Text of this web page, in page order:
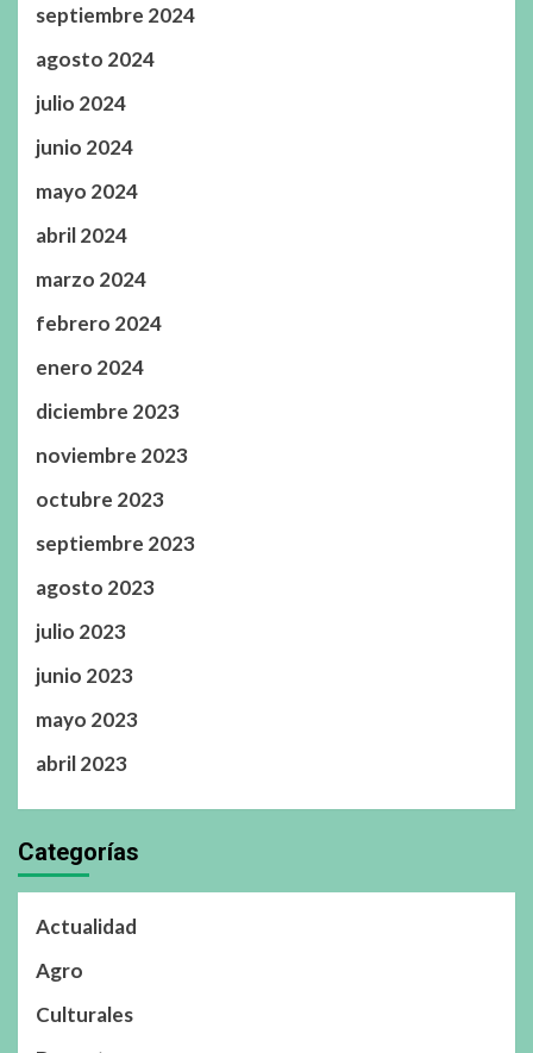
septiembre 2024
agosto 2024
julio 2024
junio 2024
mayo 2024
abril 2024
marzo 2024
febrero 2024
enero 2024
diciembre 2023
noviembre 2023
octubre 2023
septiembre 2023
agosto 2023
julio 2023
junio 2023
mayo 2023
abril 2023
Categorías
Actualidad
Agro
Culturales